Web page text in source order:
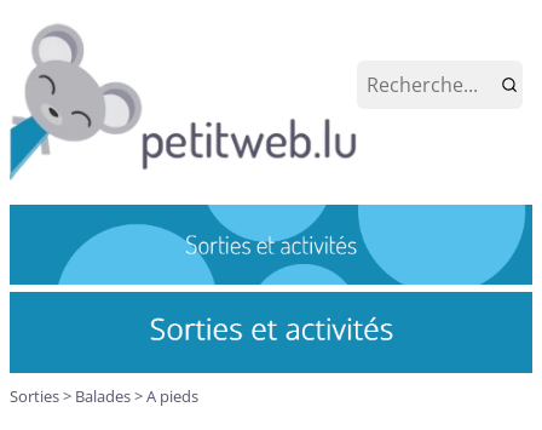
Sorties> Balades>A pieds